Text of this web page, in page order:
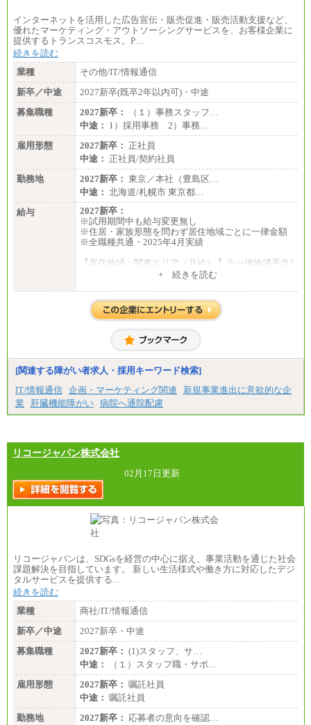
インターネットを活用した広告宣伝・販売促進・販売活動支援など、
優れたマーケティング・アウトソーシングサービスを、お客様企業に
提供するトランスコスモス。P…
続きを読む
業種
その他/IT/情報通信
新卒／中途
2027新卒(既卒2年以内可)・中途
募集職種
2027新卒：
（１）事務スタッフ…
中途： 1）採用事務 2）事務…
雇用形態
2027新卒： 正社員
中途： 正社員/契約社員
勤務地
2027新卒： 東京／本社（豊島区…
中途： 北海道/札幌市 東京都…
給与
2027新卒：
※試用期間中も給与変更無し
※住居・家族形態を問わず居住地域ごとに一律金額
※全職種共通・2025年4月実績
【居住地域：関東エリア（月給） 】※一律地域手当2
大学卒：250,000円
高専卒：244,800円
短大・専門3年制卒：235,300円
専門1年制卒：212,900円
【居住地域：関西エリア（月給） 】※一律地域手当1
5,000円含む
大学院卒：266,100円
大学卒：240,000円
高専卒：234,800円
短大・専門3年制卒：225,300円
中途：
【全職種共通】
〔正社員〕
月給212,900円～330,000円
※実務経験に応じてご相談させていただきます（上
記金額を超える可能性あり）
※職種8）を除き、正社員の場合勤務地は本社のみと
なります
※交通費：月5万円まで
札幌 ：時給1,100円～1,450円
東京 ：時給1,226円～1,400円
横浜 ：時給1,225円～
川口 ：時給1,150円～
佐世保：時給1,035円～
沖縄 ：時給1,025円～1,350円
※給与は実務経験・職種・配属部署によって異なり
※交通費：月5万円まで
+ 続きを読む
[関連する障がい者求人・採用キーワード検索]
IT/情報通信 企画・マーケティング関連
新規事業進出に意欲的な企
業
肝臓機能障がい 病院へ通院配慮
リコージャパン株式会社
02月17日更新
リコージャパンは、SDGsを経営の中心に据え、事業活動を通じた社会
課題解決を目指しています。 新しい生活様式や働き方に対応したデジ
タルサービスを提供する…
続きを読む
業種
商社/IT/情報通信
新卒／中途
2027新卒・中途
募集職種
2027新卒： (1)スタッフ、サ…
中途：
（１）スタッフ職・サポ…
雇用形態
2027新卒： 嘱託社員
中途： 嘱託社員
勤務地
2027新卒： 応募者の意向を確認…